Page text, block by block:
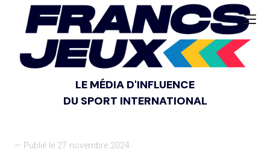
LE MÉDIA D'INFLUENCE
DU SPORT INTERNATIONAL
— Publié le 27 novembre 2024